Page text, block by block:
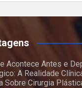
Acontece Antes e
A Realidade
Sobre Cirurgia